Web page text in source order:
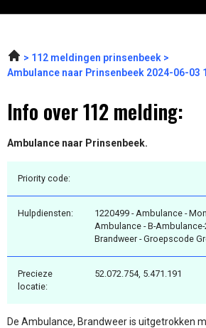
112 meldingen prinsenbeek
Ambulance naar Prinsenbeek 2024-06-03
Info over 112 melding:
Ambulance naar Prinsenbeek.
Priority code:
Hulpdiensten:
1220499 - Ambulance -
Ambulance - B-
Brandweer - Groepscode
Precieze
locatie:
52.072.754, 5.471.191
De Ambulance, Brandweer is uitgetrokken